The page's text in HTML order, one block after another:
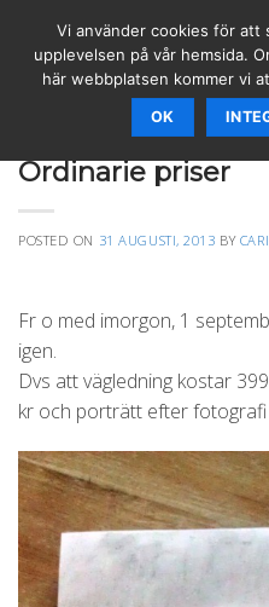
content
ÄNGLAR &
Ordinarie priser
POSTED ON 31 AUGUSTI, 2013 BY
Fr o med imorgon, 1
igen.
Dvs att vägledning kostar
kr och porträtt efter fotografi
Vi använder cookies för att
upplevelsen på vår hemsida.
här webbplatsen kommer vi
OK